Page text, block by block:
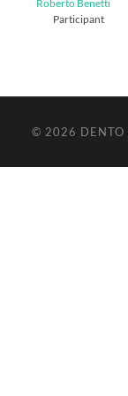
Roberto Benetti
Participant
© 2026 DENTO